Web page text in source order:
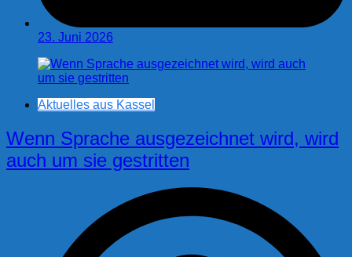
23. Juni 2026
Aktuelles aus Kassel
Wenn Sprache ausgezeichnet wird, wird
auch um sie gestritten